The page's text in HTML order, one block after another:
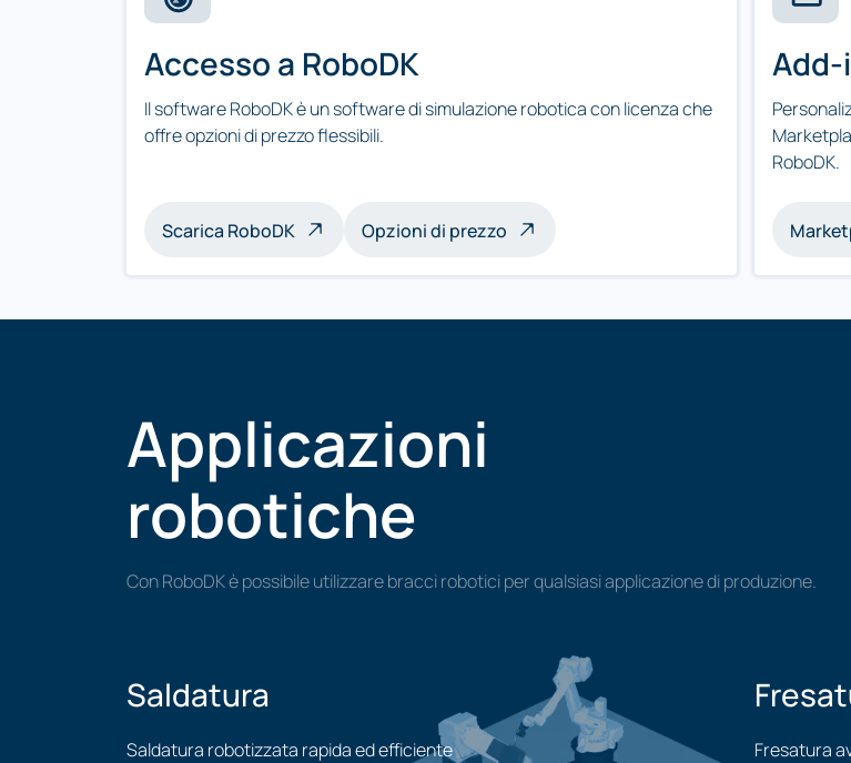
Accesso a RoboDK
Il software RoboDK è un software di simulazione robotica con licenza che
offre opzioni di prezzo flessibili.
Scarica RoboDK Opzioni di prezzo
RoboDK.
Applicazioni
robotiche
Con RoboDK è possibile utilizzare bracci robotici per qualsiasi applicazione di produzione.
Saldatura
Saldatura robotizzata rapida ed efficiente
Fresatura